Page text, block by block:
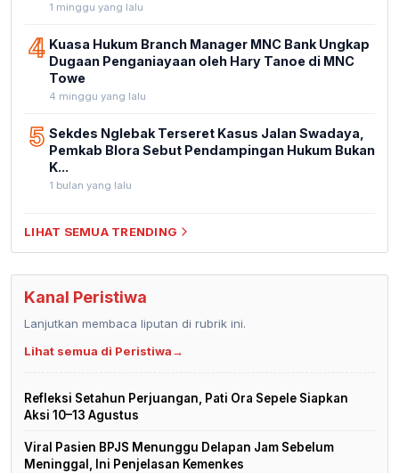
1 minggu yang lalu
4 Kuasa Hukum Branch Manager MNC Bank Ungkap
Dugaan Penganiayaan oleh Hary Tanoe di MNC
Towe
4 minggu yang lalu
5 Sekdes Nglebak Terseret Kasus Jalan Swadaya,
Pemkab Blora Sebut Pendampingan Hukum Bukan
K...
1 bulan yang lalu
LIHAT SEMUA TRENDING
Kanal Peristiwa
Lanjutkan membaca liputan di rubrik ini.
Lihat semua di Peristiwa→
Refleksi Setahun Perjuangan, Pati Ora Sepele Siapkan
Aksi 10–13 Agustus
Viral Pasien BPJS Menunggu Delapan Jam Sebelum
Meninggal, Ini Penjelasan Kemenkes